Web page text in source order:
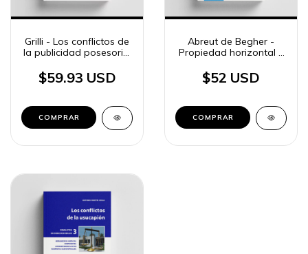
Grilli - Los conflictos de
la publicidad posesoria,
$59.93 USD
COMPRAR
Abreut de Begher -
Propiedad horizontal y
$52 USD
COMPRAR